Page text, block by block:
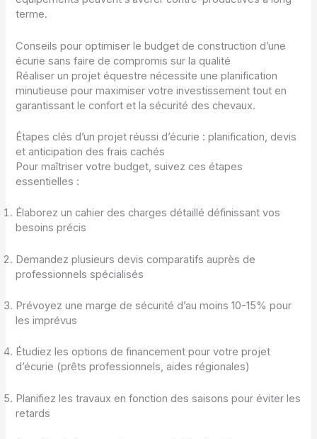
terme.
Conseils pour optimiser le budget de construction d’une
écurie sans faire de compromis sur la qualité
Réaliser un projet équestre nécessite une planification
minutieuse pour maximiser votre investissement tout en
garantissant le confort et la sécurité des chevaux.
Étapes clés d’un projet réussi d’écurie : planification, devis
et anticipation des frais cachés
Pour maîtriser votre budget, suivez ces étapes
essentielles :
Élaborez un cahier des charges détaillé définissant vos
besoins précis
Demandez plusieurs devis comparatifs auprès de
professionnels spécialisés
Prévoyez une marge de sécurité d’au moins 10-15% pour
les imprévus
Étudiez les options de financement pour votre projet
d’écurie (prêts professionnels, aides régionales)
Planifiez les travaux en fonction des saisons pour éviter les
retards